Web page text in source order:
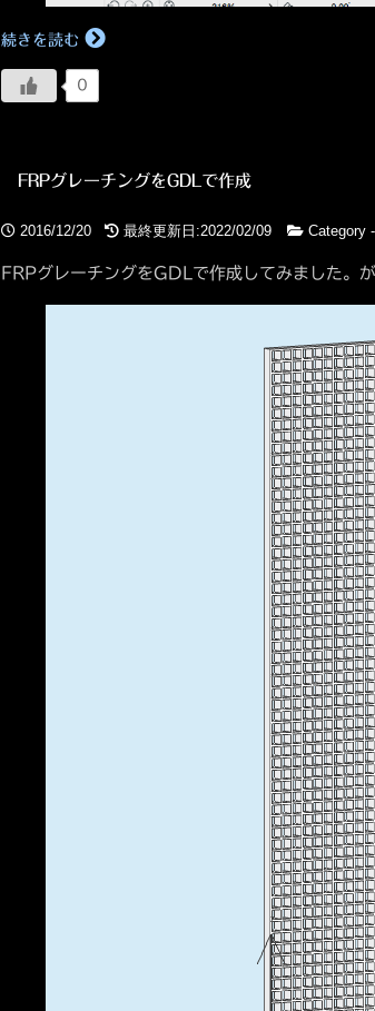
続きを読む
0
FRPグレーチングをGDLで作成
2016/12/20 最終更新日:2022/02/09 Category -
FRPグレーチングをGDLで作成してみました。